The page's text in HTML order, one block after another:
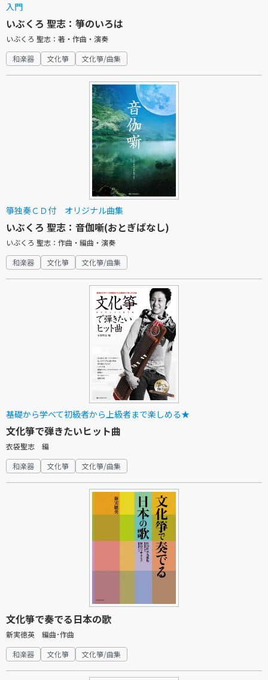
入門
いぶくろ 聖志：箏のいろは
いぶくろ 聖志：著・作曲・演奏
和楽器
文化箏 文化箏/曲集
箏独奏ＣＤ付 オリジナル曲集
いぶくろ 聖志：音伽噺(おとぎばなし)
いぶくろ 聖志：作曲・編曲・演奏
和楽器
文化箏 文化箏/曲集
基礎から学べて初級者から上級者まで楽しめる★
文化箏で弾きたいヒット曲
衣袋聖志 編
和楽器
文化箏 文化箏/曲集
文化箏で奏でる日本の歌
新実徳英 編曲･作曲
和楽器
文化箏 文化箏/曲集